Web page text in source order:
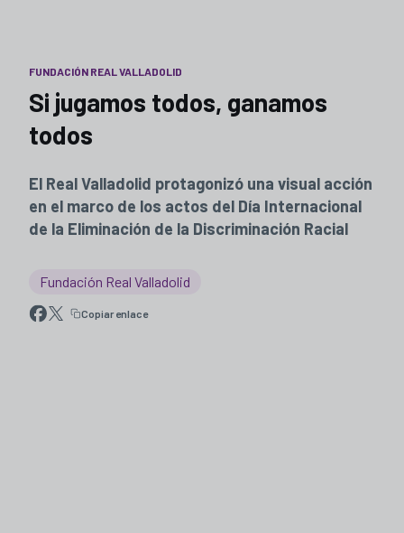
FUNDACIÓN REAL VALLADOLID
Si jugamos todos, ganamos
todos
El Real Valladolid protagonizó una visual acción
en el marco de los actos del Día Internacional
de la Eliminación de la Discriminación Racial
Fundación Real Valladolid
Copiar enlace